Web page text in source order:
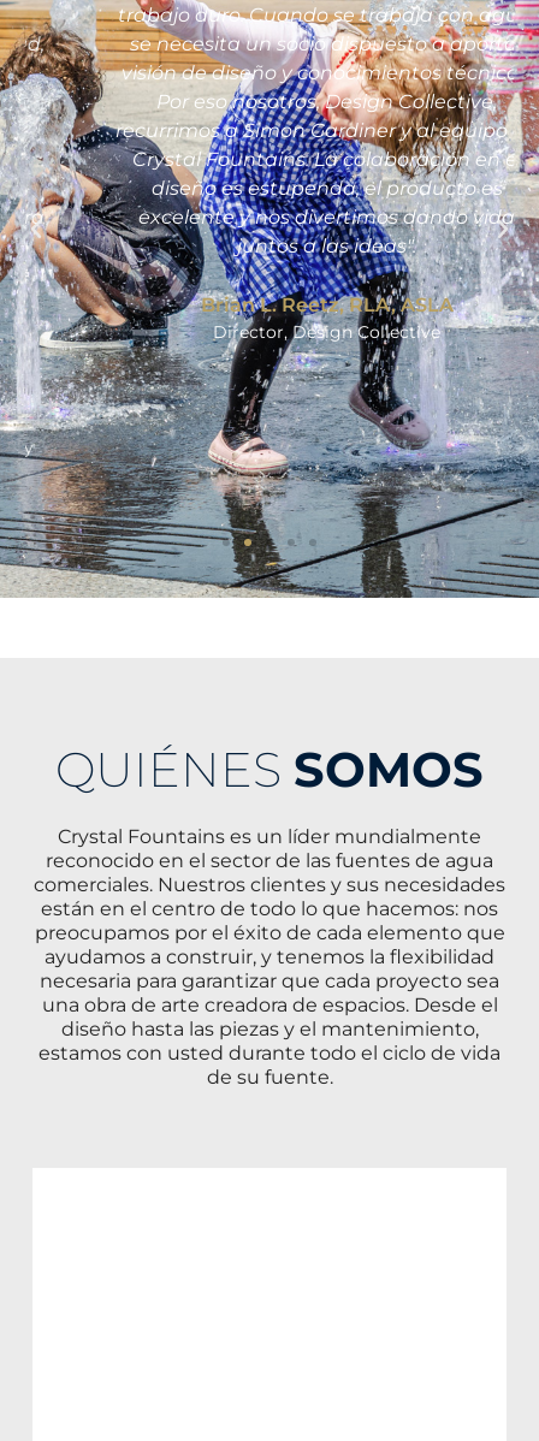
trabajo duro. Cuando se trabaja con agua,
se necesita un socio dispuesto a aportar
visión de diseño y conocimientos técnicos.
Por eso nosotros, Design Collective,
recurrimos a Simon Gardiner y al equipo de
Crystal Fountains. La colaboración en el
diseño es estupenda, el producto es
excelente y nos divertimos dando vida
juntos a las ideas".
Brian L. Reetz, RLA, ASLA
Director, Design Collective
QUIÉNES SOMOS
Crystal Fountains es un líder mundialmente
reconocido en el sector de las fuentes de agua
comerciales. Nuestros clientes y sus necesidades
están en el centro de todo lo que hacemos: nos
preocupamos por el éxito de cada elemento que
ayudamos a construir, y tenemos la flexibilidad
necesaria para garantizar que cada proyecto sea
una obra de arte creadora de espacios. Desde el
diseño hasta las piezas y el mantenimiento,
estamos con usted durante todo el ciclo de vida
de su fuente.